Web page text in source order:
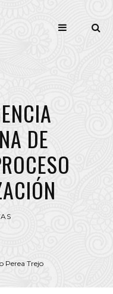
DE
Perea Trejo